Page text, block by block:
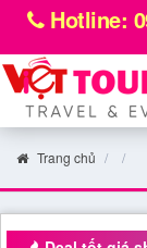
Hotline:
Trang chủ